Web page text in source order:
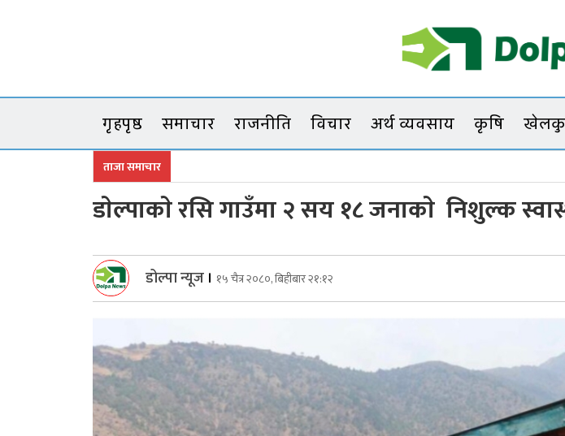
Dolpanews
गृहपृष्ठ समाचार राजनीति विचार अर्थ व्यवसाय कृषि
ताजा समाचार
डाेल्पाकाे रसि गाउँमा २ सय १८ जनाकाे निशुल्क
डोल्पा न्यूज । १५ चैत्र २०८०, बिहीबार २१:१२